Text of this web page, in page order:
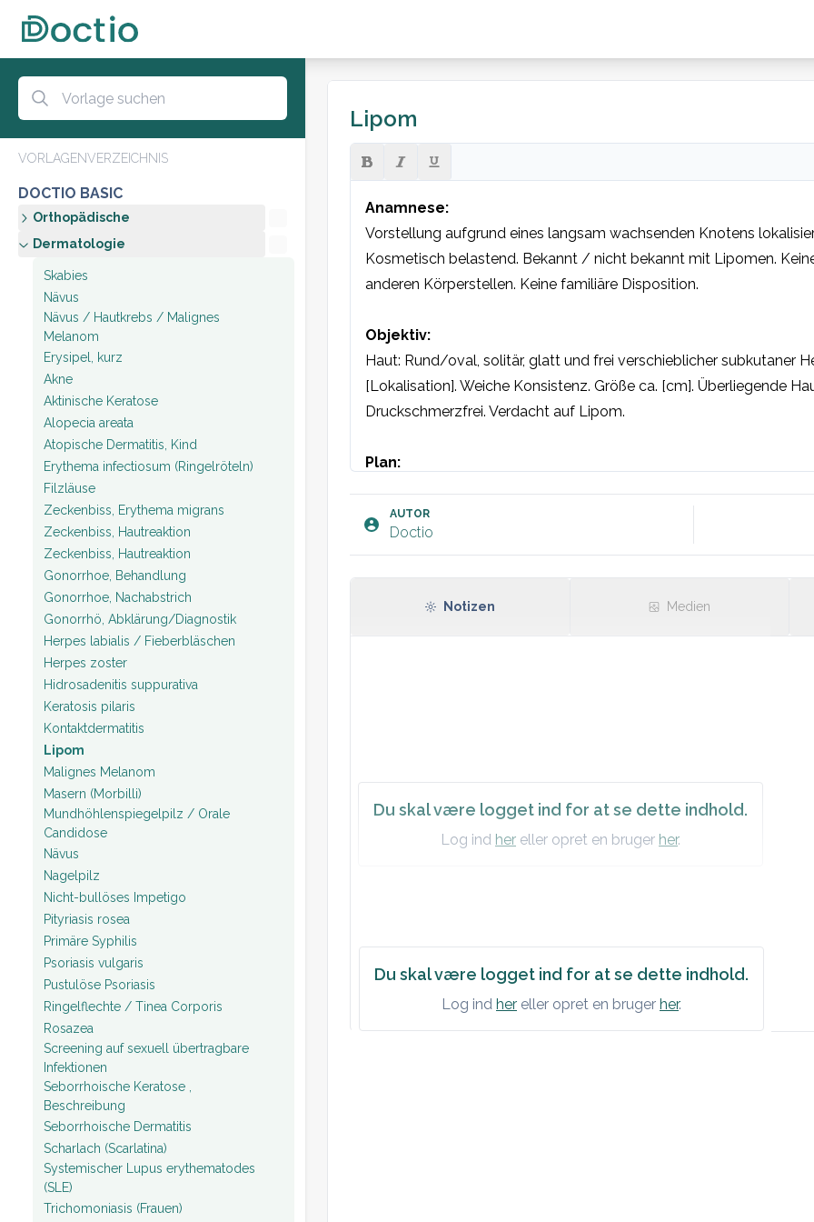
VORLAGENVERZEICHNIS
DOCTIO BASIC
Orthopädische
Dermatologie
Skabies
Nävus
Nävus / Hautkrebs / Malignes
Melanom
Erysipel, kurz
Akne
Aktinische Keratose
Alopecia areata
Atopische Dermatitis, Kind
Erythema infectiosum (Ringelröteln)
Filzläuse
Zeckenbiss, Erythema migrans
Zeckenbiss, Hautreaktion
Zeckenbiss, Hautreaktion
Gonorrhoe, Behandlung
Gonorrhoe, Nachabstrich
Gonorrhö, Abklärung/Diagnostik
Herpes labialis / Fieberbläschen
Herpes zoster
Hidrosadenitis suppurativa
Keratosis pilaris
Kontaktdermatitis
Lipom
Malignes Melanom
Masern (Morbilli)
Mundhöhlenspiegelpilz / Orale
Candidose
Nävus
Nagelpilz
Nicht-bullöses Impetigo
Pityriasis rosea
Primäre Syphilis
Psoriasis vulgaris
Pustulöse Psoriasis
Ringelflechte / Tinea Corporis
Rosazea
Screening auf sexuell übertragbare
Infektionen
Seborrhoische Keratose ,
Beschreibung
Seborrhoische Dermatitis
Scharlach (Scarlatina)
Systemischer Lupus erythematodes
(SLE)
Trichomoniasis (Frauen)
Lipom
Anamnese:
Vorstellung aufgrund eines langsam wachsenden Knotens
Kosmetisch belastend. Bekannt / nicht bekannt mit Lipomen.
anderen Körperstellen. Keine familiäre Disposition.
Objektiv:
Haut: Rund/oval, solitär, glatt und frei verschieblicher subkutaner
[Lokalisation]. Weiche Konsistenz. Größe ca. [cm]. Überliegende
Druckschmerzfrei. Verdacht auf Lipom.
Plan:
Du skal være logget ind for at se dette indhold.
Log ind her eller opret en bruger her.
AUTOR
Doctio
Notizen Medien
Du skal være logget ind for at se dette indhold.
Log ind her eller opret en bruger her.